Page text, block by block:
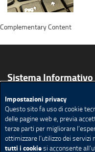
Impostazioni privacy
Questo sito fa uso di cookie
delle pagine web e, previa
terze parti per migliorare
ottimizzare l’utilizzo dei servizi
tutti i cookiesi acconsente
Sistema
Il Sistema Informativo
Servizi per il territorio
Accesso alla
Feed Rss
Mappa del
Complementary Content